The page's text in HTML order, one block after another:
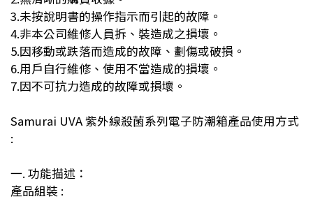
3.未按說明書的操作指示而引起的故障。
4.非本公司維修人員拆、裝造成之損壞。
5.因移動或跌落而造成的故障、劃傷或破損。
6.用戶自行維修、使用不當造成的損壞。
7.因不可抗力造成的故障或損壞。
Samurai UVA 紫外線殺菌系列電子防潮箱產品使用方式
:
一. 功能描述：
產品組裝 :